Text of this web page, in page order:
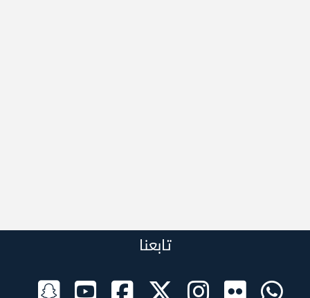
تابعنا